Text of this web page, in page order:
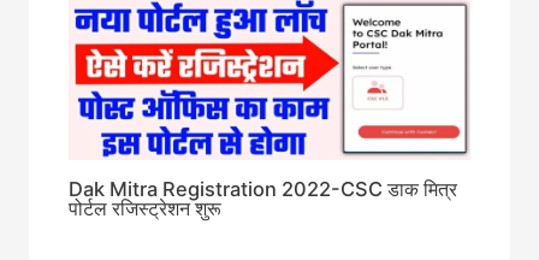
Dak Mitra Registration 2022-CSC डाक मित्र
पोर्टल रजिस्ट्रेशन शुरू